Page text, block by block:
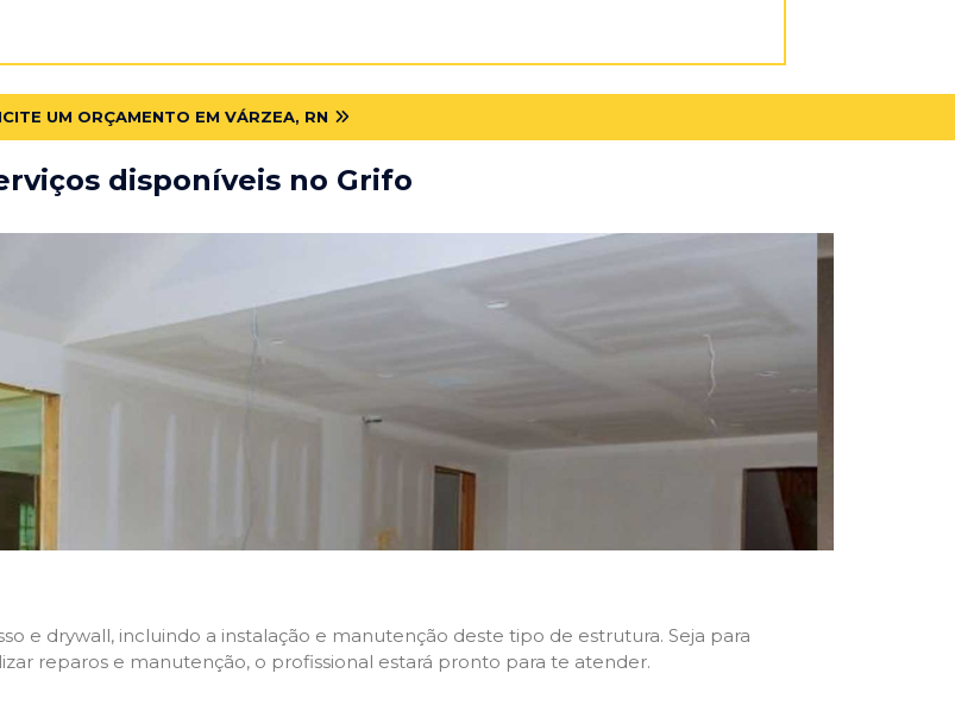
UM ORÇAMENTO EM VÁRZEA, RN
disponíveis no Grifo
e drywall, incluindo a instalação e manutenção deste tipo de estrutura. Seja para
reparos e manutenção, o profissional estará pronto para te atender.